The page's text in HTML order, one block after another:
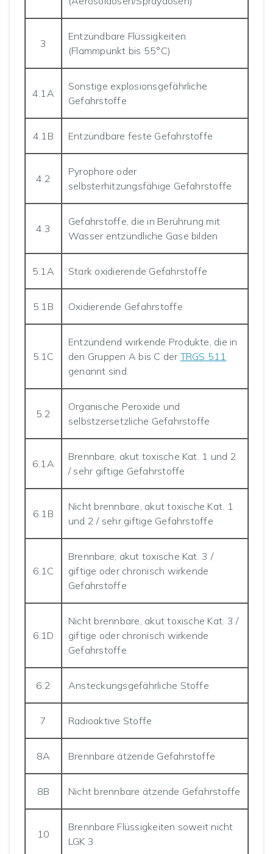
3
Entzündbare Flüssigkeiten
(Flammpunkt bis 55°C)
4.1A
Sonstige explosionsgefährliche
Gefahrstoffe
4.1B Entzündbare feste Gefahrstoffe
4.2
Pyrophore oder
selbsterhitzungsfähige Gefahrstoffe
4.3
Gefahrstoffe, die in Berührung mit
Wasser entzündliche Gase bilden
5.1A Stark oxidierende Gefahrstoffe
5.1B Oxidierende Gefahrstoffe
5.1C
Entzündend wirkende Produkte, die in
den Gruppen A bis C der TRGS 511
genannt sind.
5.2
Organische Peroxide und
selbstzersetzliche Gefahrstoffe
6.1A
Brennbare, akut toxische Kat. 1 und 2
/ sehr giftige Gefahrstoffe
6.1B
Nicht brennbare, akut toxische Kat. 1
und 2 / sehr giftige Gefahrstoffe
6.1C
Brennbare, akut toxische Kat. 3 /
giftige oder chronisch wirkende
Gefahrstoffe
6.1D
Nicht brennbare, akut toxische Kat. 3 /
giftige oder chronisch wirkende
Gefahrstoffe
6.2 Ansteckungsgefährliche Stoffe
7 Radioaktive Stoffe
8A Brennbare ätzende Gefahrstoffe
8B Nicht brennbare ätzende Gefahrstoffe
10
Brennbare Flüssigkeiten soweit nicht
LGK 3